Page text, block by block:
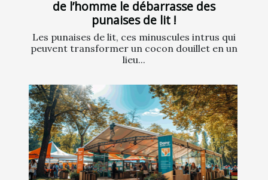
de l’homme le débarrasse des
punaises de lit !
Les punaises de lit, ces minuscules intrus qui
peuvent transformer un cocon douillet en un
lieu...